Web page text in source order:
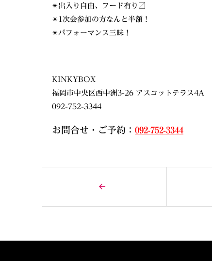
✴︎出入り自由、フード有り〼
✴︎1次会参加の方なんと半額！
✴︎パフォーマンス三昧！
KINKYBOX
福岡市中央区西中洲3-26 アスコットテラス4A
092-752-3344
お問合せ・ご予約： 092-752-3344